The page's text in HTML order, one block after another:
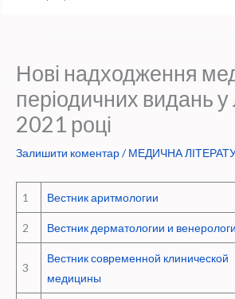
Нові надходження
періодичних видань у
2021 році
Залишити коментар/ МЕДИЧНА
1 Вестник аритмологии
2 Вестник дерматологии и
3
Вестник современной клинической
медицины